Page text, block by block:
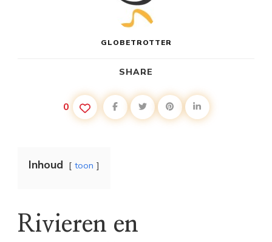
GLOBETROTTER
SHARE
0
Inhoud toon
Rivieren en